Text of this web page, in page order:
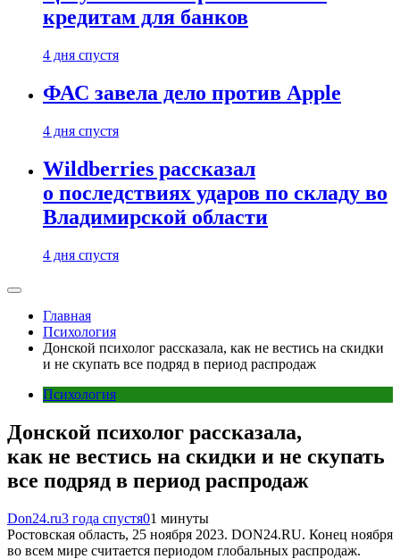
кредитам для банков
4 дня спустя
ФАС завела дело против Apple
4 дня спустя
Wildberries рассказал
о последствиях ударов по складу во
Владимирской области
4 дня спустя
Главная
Психология
Донской психолог рассказала, как не вестись на скидки
и не скупать все подряд в период распродаж
Психология
Донской психолог рассказала,
как не вестись на скидки и не скупать
все подряд в период распродаж
Don24.ru3 года спустя01 минуты
Ростовская область, 25 ноября 2023. DON24.RU. Конец ноября
во всем мире считается периодом глобальных распродаж.